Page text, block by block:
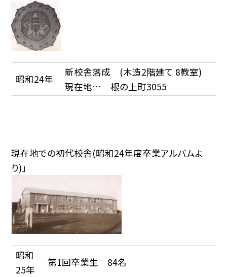
昭和24年
新校舎落成 (木造2階建て 8教室)
現在地… 根の上町3055
現在地での初代校舎(昭和24年度卒業アルバムよ
り)」
昭和
25年
第1回卒業生 84名